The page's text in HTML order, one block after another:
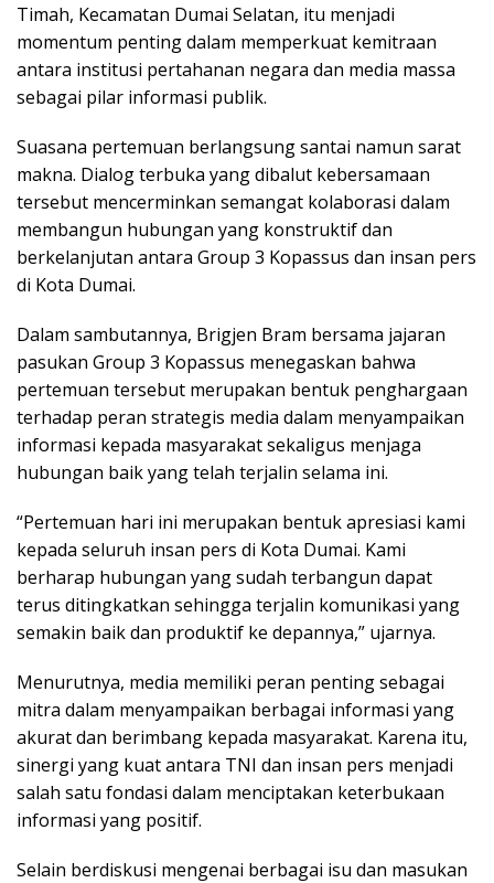
Timah, Kecamatan Dumai Selatan, itu menjadi
momentum penting dalam memperkuat kemitraan
antara institusi pertahanan negara dan media massa
sebagai pilar informasi publik.
Suasana pertemuan berlangsung santai namun sarat
makna. Dialog terbuka yang dibalut kebersamaan
tersebut mencerminkan semangat kolaborasi dalam
membangun hubungan yang konstruktif dan
berkelanjutan antara Group 3 Kopassus dan insan pers
di Kota Dumai.
Dalam sambutannya, Brigjen Bram bersama jajaran
pasukan Group 3 Kopassus menegaskan bahwa
pertemuan tersebut merupakan bentuk penghargaan
terhadap peran strategis media dalam menyampaikan
informasi kepada masyarakat sekaligus menjaga
hubungan baik yang telah terjalin selama ini.
“Pertemuan hari ini merupakan bentuk apresiasi kami
kepada seluruh insan pers di Kota Dumai. Kami
berharap hubungan yang sudah terbangun dapat
terus ditingkatkan sehingga terjalin komunikasi yang
semakin baik dan produktif ke depannya,” ujarnya.
Menurutnya, media memiliki peran penting sebagai
mitra dalam menyampaikan berbagai informasi yang
akurat dan berimbang kepada masyarakat. Karena itu,
sinergi yang kuat antara TNI dan insan pers menjadi
salah satu fondasi dalam menciptakan keterbukaan
informasi yang positif.
Selain berdiskusi mengenai berbagai isu dan masukan